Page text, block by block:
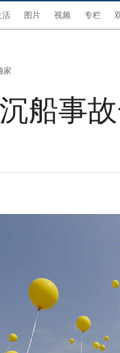
活 图片 视频 专栏
家
船事